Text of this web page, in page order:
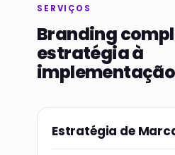
SERVIÇOS
Branding
estratégia à
implementação
Estratégia de